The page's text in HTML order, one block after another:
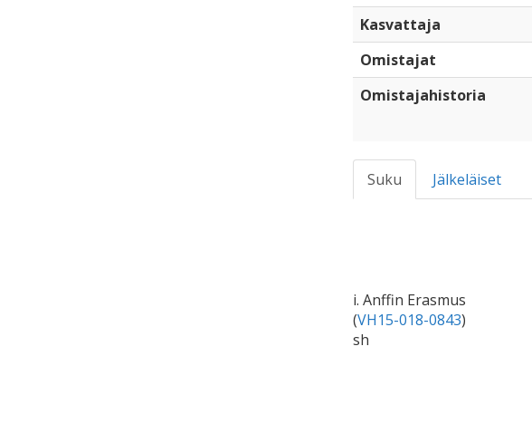
Kasvattaja
Omistajat
Omistajahistoria
Suku Jälkeläiset
i. Anffin Erasmus
(VH15-018-0843)
sh